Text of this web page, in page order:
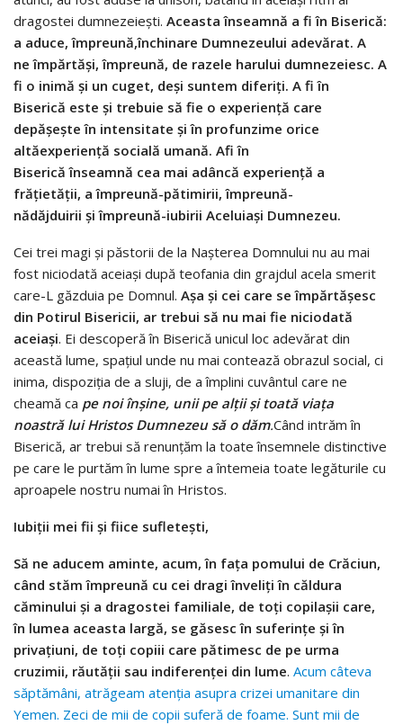
dragostei dumnezeiești. Aceastaînseamnă a fiîn Biserică:
a aduce,împreună,închinare Dumnezeului adevărat. A
neîmpărtăși,împreună, de razele harului dumnezeiesc. A
fi o inimă și un cuget, deși suntem diferiți. A fiîn
Biserică este și trebuie să fie o experiență care
depășeșteîn intensitate șiîn profunzime orice
altăexperiență socială umană. Afiîn
Biserică înseamnă cea mai adâncă experiență a
frățietății, aîmpreună-pătimirii,împreună-
nădăjduirii șiîmpreună-iubirii Aceluiași Dumnezeu.
Cei trei magi și păstorii de la Nașterea Domnului nu au mai
fost niciodată aceiași după teofania din grajdul acela smerit
care-L găzduia pe Domnul. Așa și cei care se împărtășesc
din Potirul Bisericii, ar trebui să nu mai fie niciodată
aceiași. Ei descoperă în Biserică unicul loc adevărat din
această lume, spațiul unde nu mai contează obrazul social, ci
inima, dispoziția de a sluji, de a împlini cuvântul care ne
cheamă ca pe noiînșine, unii pe alțiiși toată viața
noastră lui Hristos Dumnezeu să o dăm.Când intrăm în
Biserică, ar trebui să renunțăm la toate însemnele distinctive
pe care le purtăm în lume spre a întemeia toate legăturile cu
aproapele nostru numai în Hristos.
Iubiții mei fii și fiice sufletești,
Să ne aducem aminte, acum, în fața pomului de Crăciun,
când stăm împreună cu cei dragi înveliți în căldura
căminului și a dragostei familiale, de toți copilașii care,
în lumea aceasta largă, se găsesc în suferințe și în
privațiuni, de toți copiii care pătimesc de pe urma
cruzimii, răutății sau indiferenței din lume. Acum câteva
săptămâni, atrăgeam atenția asupra crizei umanitare din
Yemen. Zeci de mii de copii suferă de foame. Sunt mii de